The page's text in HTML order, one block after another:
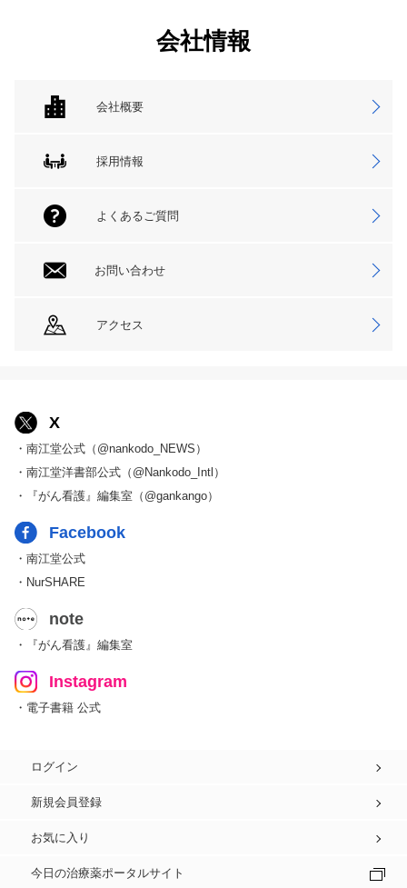
会社情報
会社概要
採用情報
よくあるご質問
お問い合わせ
アクセス
X
・南江堂公式（@nankodo_NEWS）
・南江堂洋書部公式（@Nankodo_Intl）
・『がん看護』編集室（@gankango）
Facebook
・南江堂公式
・NurSHARE
note
・『がん看護』編集室
Instagram
・電子書籍 公式
ログイン
新規会員登録
お気に入り
今日の治療薬ポータルサイト